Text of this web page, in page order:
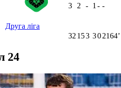
Друга ліга
3 2 - 1 - -
32 153 302164ʼ
24